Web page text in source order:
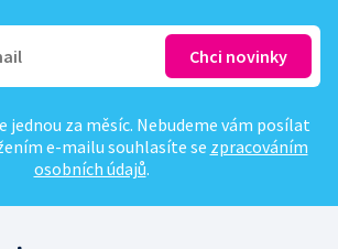
jednou za měsíc. Nebudeme vám posílat
e-mailu souhlasíte se zpracováním
osobních údajů.